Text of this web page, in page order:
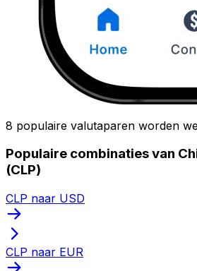
8 populaire valutaparen worden
Populaire combinaties van
(CLP)
CLP naar USD
CLP naar EUR